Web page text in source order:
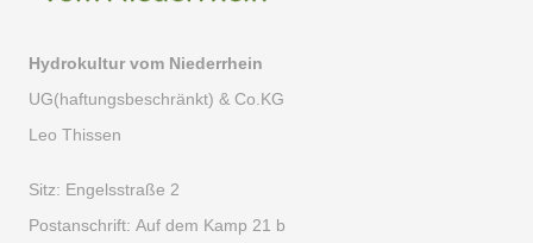
Hydrokultur vom Niederrhein
UG(haftungsbeschränkt) & Co.KG
Leo Thissen
Sitz: Engelsstraße 2
Postanschrift: Auf dem Kamp 21 b